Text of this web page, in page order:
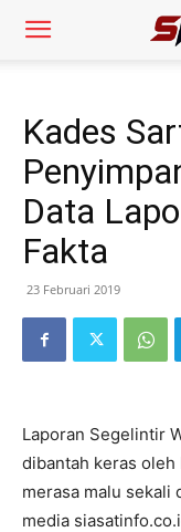
Kades
Data
Fakta
23 Februari 2019
Laporan Segelintir
dibantah keras oleh
merasa malu sekali
media